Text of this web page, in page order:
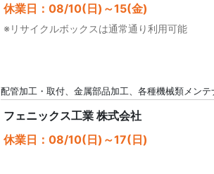
休業日：08/10(日)～15(金)
※リサイクルボックスは通常通り利用可能
配管加工・取付、金属部品加工、各種機械類メン
フェニックス工業 株式会社
休業日：08/10(日)～17(日)